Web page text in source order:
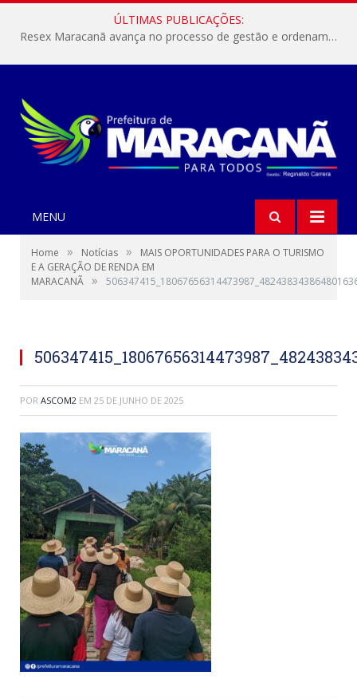
ÚLTIMAS PUBLICAÇÕES:
Resex Maracanã avança no processo de gestão e ordenamento do turismo em nossas áreas protegidas.
MENU
Home » Notícias »
MAIS OPORTUNIDADES PARA O TURISMO
E A GERAÇÃO DE RENDA EM
MARACANÃ »
POR ASCOM2 EM 25 DE JUNHO DE 2025